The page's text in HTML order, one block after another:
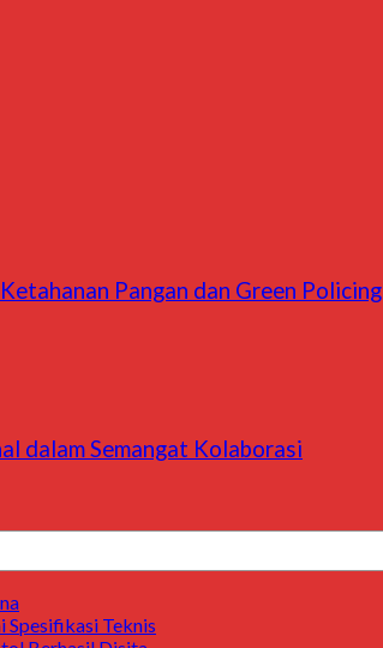
Pangan dan Green Policing
dalam Semangat Kolaborasi
Spesifikasi Teknis